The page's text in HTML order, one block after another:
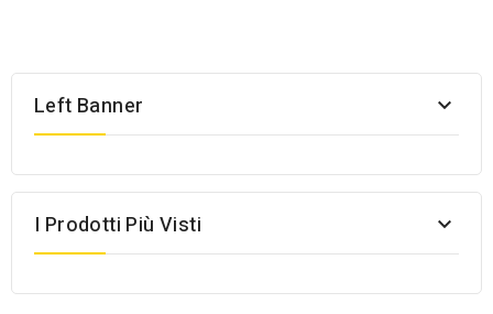
Left Banner 
I Prodotti Più Visti 